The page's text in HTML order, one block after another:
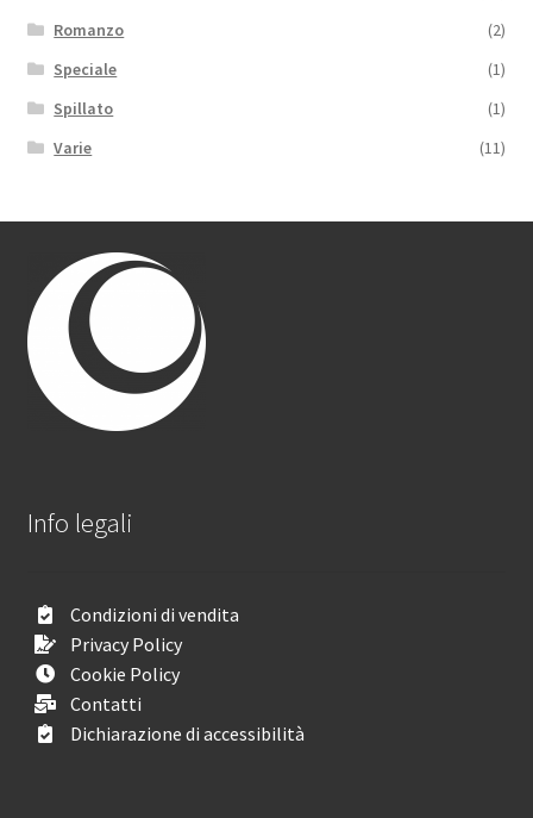
Romanzo
(2)
Speciale
(1)
Spillato
(1)
Varie
(11)
Info legali
Condizioni di vendita
Privacy Policy
Cookie Policy
Contatti
Dichiarazione di accessibilità